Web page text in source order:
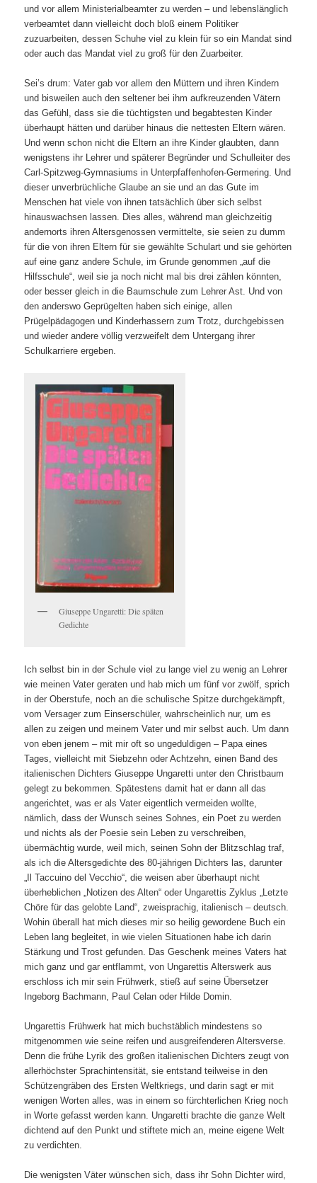
und vor allem Ministerialbeamter zu werden – und lebenslänglich
verbeamtet dann vielleicht doch bloß einem Politiker
zuzuarbeiten, dessen Schuhe viel zu klein für so ein Mandat sind
oder auch das Mandat viel zu groß für den Zuarbeiter.
Sei’s drum: Vater gab vor allem den Müttern und ihren Kindern
und bisweilen auch den seltener bei ihm aufkreuzenden Vätern
das Gefühl, dass sie die tüchtigsten und begabtesten Kinder
überhaupt hätten und darüber hinaus die nettesten Eltern wären.
Und wenn schon nicht die Eltern an ihre Kinder glaubten, dann
wenigstens ihr Lehrer und späterer Begründer und Schulleiter des
Carl-Spitzweg-Gymnasiums in Unterpfaffenhofen-Germering. Und
dieser unverbrüchliche Glaube an sie und an das Gute im
Menschen hat viele von ihnen tatsächlich über sich selbst
hinauswachsen lassen. Dies alles, während man gleichzeitig
andernorts ihren Altersgenossen vermittelte, sie seien zu dumm
für die von ihren Eltern für sie gewählte Schulart und sie gehörten
auf eine ganz andere Schule, im Grunde genommen „auf die
Hilfsschule“, weil sie ja noch nicht mal bis drei zählen könnten,
oder besser gleich in die Baumschule zum Lehrer Ast. Und von
den anderswo Geprügelten haben sich einige, allen
Prügelpädagogen und Kinderhassern zum Trotz, durchgebissen
und wieder andere völlig verzweifelt dem Untergang ihrer
Schulkarriere ergeben.
Giuseppe Ungaretti: Die späten
Gedichte
Ich selbst bin in der Schule viel zu lange viel zu wenig an Lehrer
wie meinen Vater geraten und hab mich um fünf vor zwölf, sprich
in der Oberstufe, noch an die schulische Spitze durchgekämpft,
vom Versager zum Einserschüler, wahrscheinlich nur, um es
allen zu zeigen und meinem Vater und mir selbst auch. Um dann
von eben jenem – mit mir oft so ungeduldigen – Papa eines
Tages, vielleicht mit Siebzehn oder Achtzehn, einen Band des
italienischen Dichters Giuseppe Ungaretti unter den Christbaum
gelegt zu bekommen. Spätestens damit hat er dann all das
angerichtet, was er als Vater eigentlich vermeiden wollte,
nämlich, dass der Wunsch seines Sohnes, ein Poet zu werden
und nichts als der Poesie sein Leben zu verschreiben,
übermächtig wurde, weil mich, seinen Sohn der Blitzschlag traf,
als ich die Altersgedichte des 80-jährigen Dichters las, darunter
„Il Taccuino del Vecchio“, die weisen aber überhaupt nicht
überheblichen „Notizen des Alten“ oder Ungarettis Zyklus „Letzte
Chöre für das gelobte Land“, zweisprachig, italienisch – deutsch.
Wohin überall hat mich dieses mir so heilig gewordene Buch ein
Leben lang begleitet, in wie vielen Situationen habe ich darin
Stärkung und Trost gefunden. Das Geschenk meines Vaters hat
mich ganz und gar entflammt, von Ungarettis Alterswerk aus
erschloss ich mir sein Frühwerk, stieß auf seine Übersetzer
Ingeborg Bachmann, Paul Celan oder Hilde Domin.
Ungarettis Frühwerk hat mich buchstäblich mindestens so
mitgenommen wie seine reifen und ausgreifenderen Altersverse.
Denn die frühe Lyrik des großen italienischen Dichters zeugt von
allerhöchster Sprachintensität, sie entstand teilweise in den
Schützengräben des Ersten Weltkriegs, und darin sagt er mit
wenigen Worten alles, was in einem so fürchterlichen Krieg noch
in Worte gefasst werden kann. Ungaretti brachte die ganze Welt
dichtend auf den Punkt und stiftete mich an, meine eigene Welt
zu verdichten.
Die wenigsten Väter wünschen sich, dass ihr Sohn Dichter wird,